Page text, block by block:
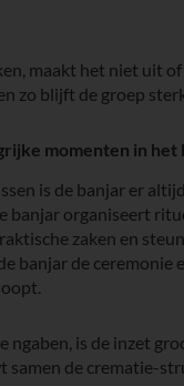
maakt het niet uit of
zo blijft de groep
momenten in het
is de banjar er
banjar organiseert
zaken en
banjar de ceremonie
ngaben, is de inzet
samen de crematie-